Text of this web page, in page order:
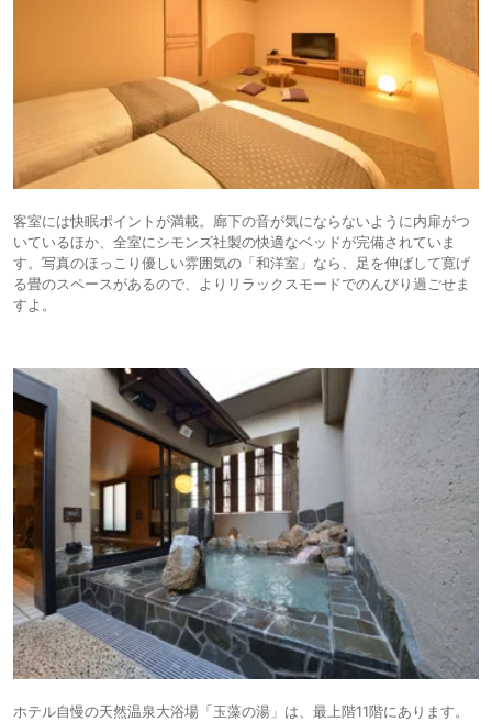
客室には快眠ポイントが満載。廊下の音が気にならないように内扉がつ
いているほか、全室にシモンズ社製の快適なベッドが完備されていま
す。写真のほっこり優しい雰囲気の「和洋室」なら、足を伸ばして寛げ
る畳のスペースがあるので、よりリラックスモードでのんびり過ごせま
すよ。
ホテル自慢の天然温泉大浴場「玉藻の湯」は、最上階11階にあります。